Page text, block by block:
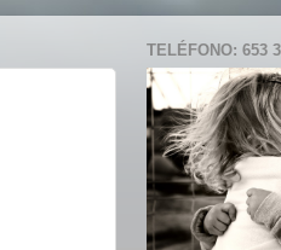
TELÉFONO: 653